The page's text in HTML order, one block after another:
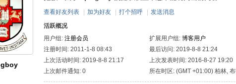
查看好友列表 加为好友 打个招呼
发送消息
活跃概况
用户组: 注册会员 扩展用户组: 博客用户
注册时间: 2011-1-8 08:43
最后访问: 2019-8-8 21:24
上次活动时间: 2019-8-8 21:17
上次发表时间: 2016-8-27 19:20
上次邮件通知: 0
所在时区: (GMT +01:00) 柏林,
哥本哈根, 马德里, 巴黎, 罗马